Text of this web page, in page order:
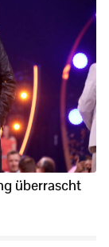
überrascht